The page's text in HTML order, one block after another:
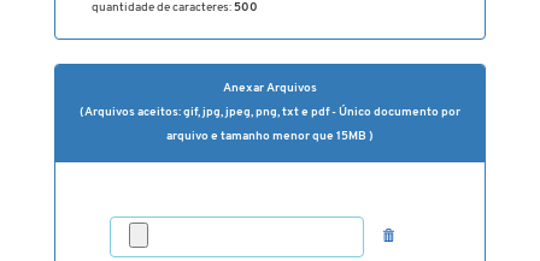
quantidade de caracteres:500
Anexar Arquivos
(Arquivos aceitos: gif, jpg, jpeg, png, txt e pdf - Único documento por
arquivo e tamanho menor que 15MB )